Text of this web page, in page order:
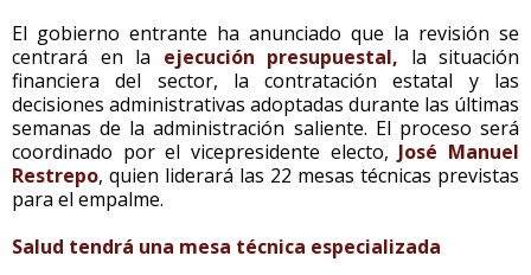
El gobierno entrante ha anunciado que la revisión se
centrará en la ejecución presupuestal, la situación
financiera del sector, la contratación estatal y las
decisiones administrativas adoptadas durante las últimas
semanas de la administración saliente. El proceso será
coordinado por el vicepresidente electo, José Manuel
Restrepo, quien liderará las 22 mesas técnicas previstas
para el empalme.
Salud tendrá una mesa técnica especializada